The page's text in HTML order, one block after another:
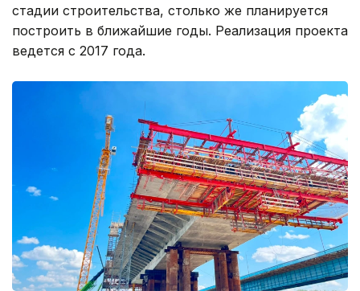
стадии строительства, столько же планируется
построить в ближайшие годы. Реализация проекта
ведется с 2017 года.